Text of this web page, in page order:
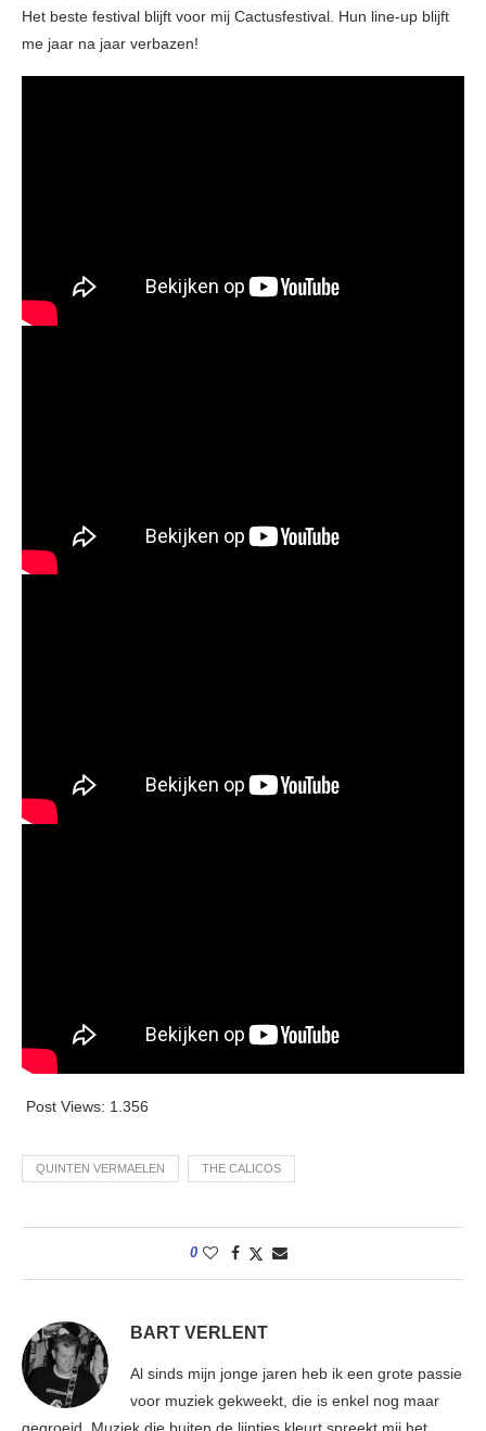
Het beste festival blijft voor mij Cactusfestival. Hun line-up blijft
me jaar na jaar verbazen!
Post Views: 1.356
QUINTEN VERMAELEN THE CALICOS
0
BART VERLENT
Al sinds mijn jonge jaren heb ik een grote passie
voor muziek gekweekt, die is enkel nog maar